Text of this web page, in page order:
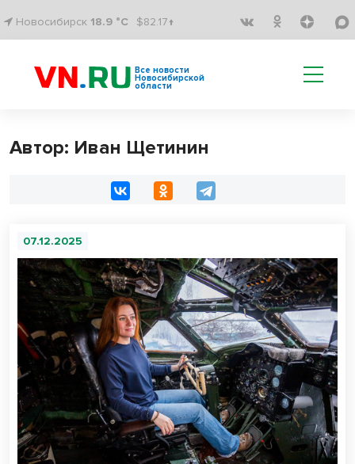
Новосибирск 18.9 °C $82.17↑
Все новости
Новосибирской
области
Автор: Иван Щетинин
07.12.2025